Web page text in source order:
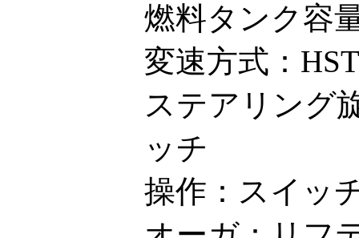
燃料タンク容
変速方式：HST
ステアリング
ッチ
操作：スイッ